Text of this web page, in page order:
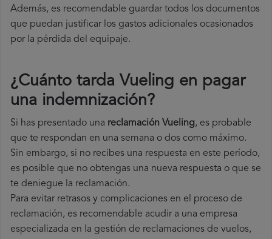
Además, es recomendable guardar todos los documentos
que puedan justificar los gastos adicionales ocasionados
por la pérdida del equipaje.
¿Cuánto tarda Vueling en pagar
una indemnización?
Si has presentado una reclamación Vueling, es probable
que te respondan en una semana o dos como máximo.
Sin embargo, si no recibes una respuesta en este período,
es posible que no obtengas una nueva respuesta o que se
te deniegue la reclamación.
Para evitar retrasos y complicaciones en el proceso de
reclamación, es recomendable acudir a una empresa
especializada en la gestión de reclamaciones de vuelos,